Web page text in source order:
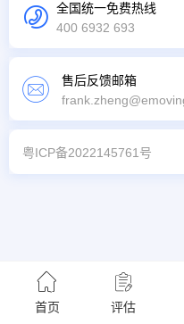
全国统一免费热线
400 6932 693
售后反馈邮箱
粤ICP备2022145761号
首页 评估